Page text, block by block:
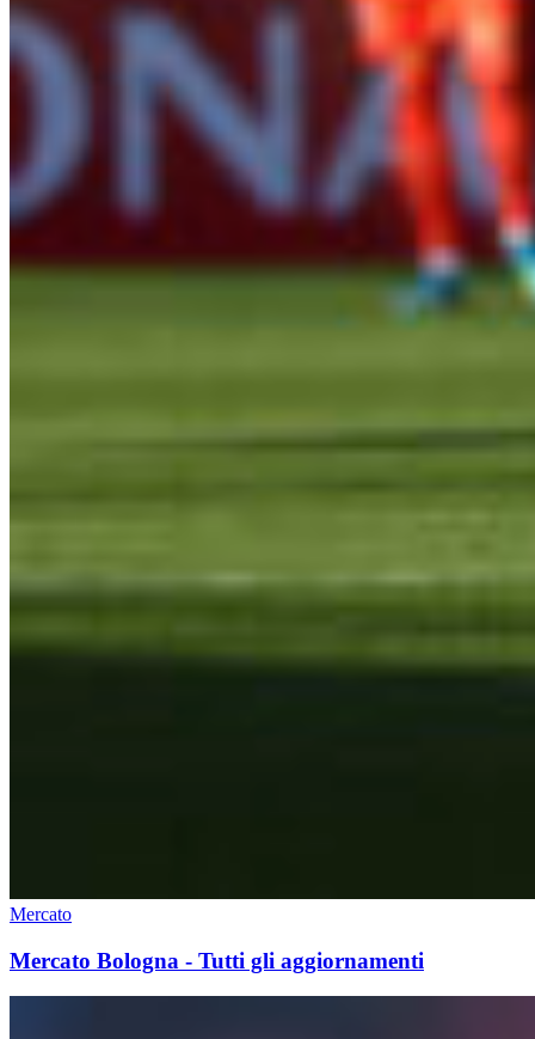
Mercato
Mercato Bologna - Tutti gli aggiornamenti